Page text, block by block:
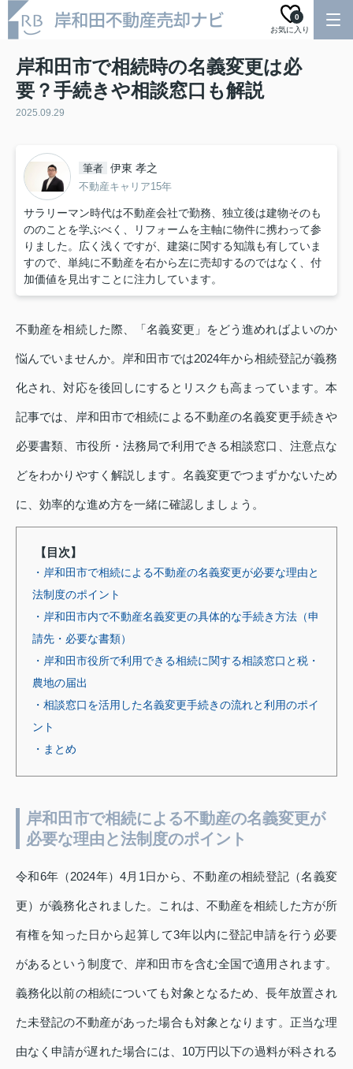
お気に入り
0
岸和田市で相続時の名義変更は必
要？手続きや相談窓口も解説
2025.09.29
筆者 伊東 孝之
不動産キャリア15年
サラリーマン時代は不動産会社で勤務、独立後は建物そのも
ののことを学ぶべく、リフォームを主軸に物件に携わって参
りました。広く浅くですが、建築に関する知識も有していま
すので、単純に不動産を右から左に売却するのではなく、付
加価値を見出すことに注力しています。
不動産を相続した際、「名義変更」をどう進めればよいのか
悩んでいませんか。岸和田市では2024年から相続登記が義務
化され、対応を後回しにするとリスクも高まっています。本
記事では、岸和田市で相続による不動産の名義変更手続きや
必要書類、市役所・法務局で利用できる相談窓口、注意点な
どをわかりやすく解説します。名義変更でつまずかないため
に、効率的な進め方を一緒に確認しましょう。
【目次】
・岸和田市で相続による不動産の名義変更が必要な理由と
法制度のポイント
・岸和田市内で不動産名義変更の具体的な手続き方法（申
請先・必要な書類）
・岸和田市役所で利用できる相続に関する相談窓口と税・
農地の届出
・相談窓口を活用した名義変更手続きの流れと利用のポイ
ント
・まとめ
岸和田市で相続による不動産の名義変更が
必要な理由と法制度のポイント
令和6年（2024年）4月1日から、不動産の相続登記（名義変
更）が義務化されました。これは、不動産を相続した方が所
有権を知った日から起算して3年以内に登記申請を行う必要
があるという制度で、岸和田市を含む全国で適用されます。
義務化以前の相続についても対象となるため、長年放置され
た未登記の不動産があった場合も対象となります。正当な理
由なく申請が遅れた場合には、10万円以下の過料が科される